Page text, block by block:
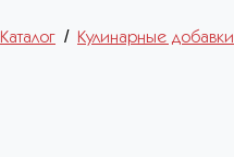
Каталог / Кулинарные добавки